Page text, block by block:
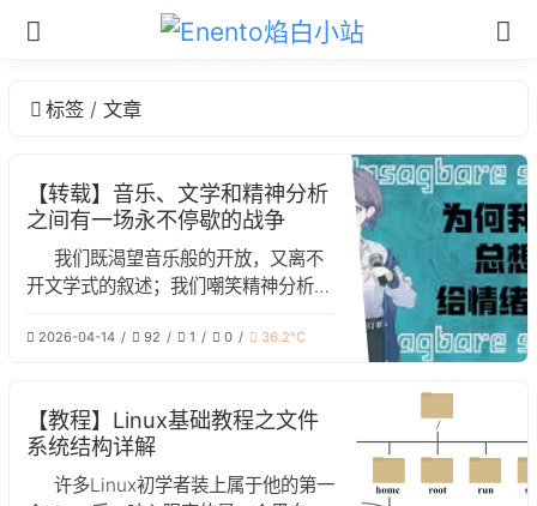
标签 文章
【转载】音乐、文学和精神分析
之间有一场永不停歇的战争
我们既渴望音乐般的开放，又离不
开文学式的叙述；我们嘲笑精神分析的
造故事。而故事正是我们继续活下去的
2026-04-14 92 1 0 36.2℃
【教程】Linux基础教程之文件
系统结构详解
许多Linux初学者装上属于他的第一